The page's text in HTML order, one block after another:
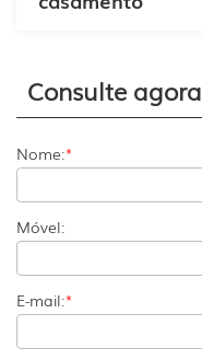
Consulte agora
Nome:*
Móvel:
E-mail:*